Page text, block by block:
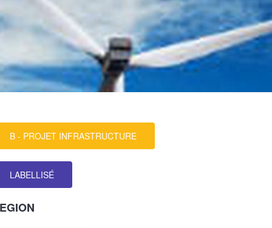
B - PROJET INFRASTRUCTURE
LABELLISÉ